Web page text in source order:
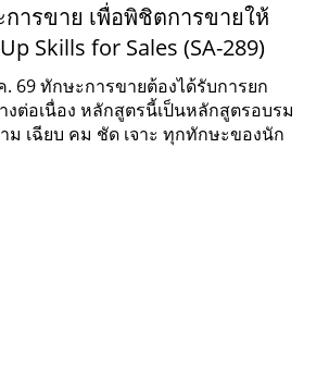
ารขาย เพื่อพิชิตการขายให้
Skills for Sales (SA-289)
69 ทักษะการขายต้องได้รับการยก
ต่อเนื่อง หลักสูตรนี้เป็นหลักสูตรอบรม
ม เฉียบ คม ชัด เจาะ ทุกทักษะของนัก